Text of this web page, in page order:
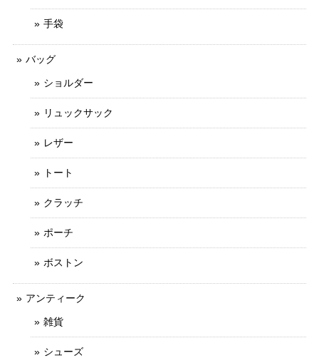
手袋
バッグ
ショルダー
リュックサック
レザー
トート
クラッチ
ポーチ
ボストン
アンティーク
雑貨
シューズ